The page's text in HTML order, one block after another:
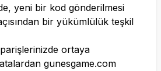
yeni bir kod gönderilmesi
bir yükümlülük teşkil
ortaya
gunesgame.com